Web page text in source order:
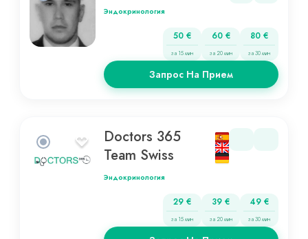
Эндокринология
50 €
за 15 мин
60 €
за 20 мин
80 €
за 30 мин
Запрос На Прием
Doctors 365
Team Swiss
Эндокринология
29 €
за 15 мин
39 €
за 20 мин
49 €
за 30 мин